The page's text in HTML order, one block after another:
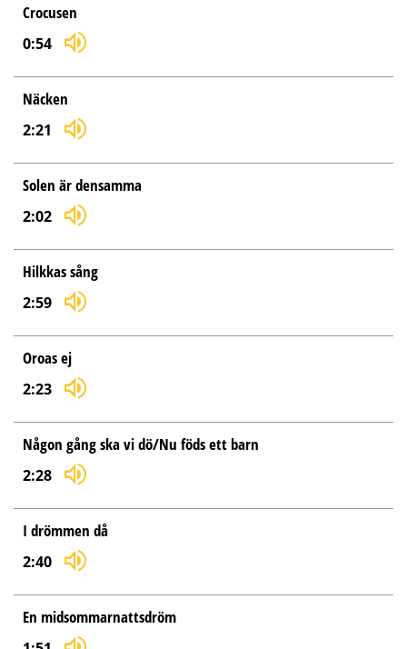
Crocusen
0:54
Näcken
2:21
Solen är densamma
2:02
Hilkkas sång
2:59
Oroas ej
2:23
Någon gång ska vi dö/Nu föds ett barn
2:28
I drömmen då
2:40
En midsommarnattsdröm